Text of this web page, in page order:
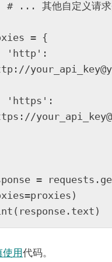
= {
=
用代码。